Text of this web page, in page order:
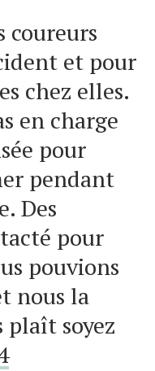
coureurs
et pour
chez elles.
en charge
pour
pendant
Des
pour
pouvions
nous la
plaît soyez